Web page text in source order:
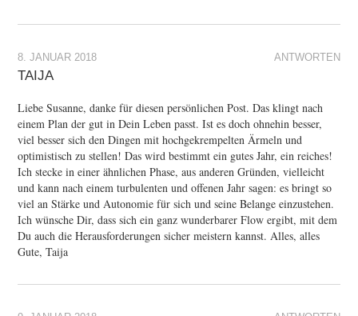
ANTWORTEN
8. JANUAR 2018
TAIJA
Liebe Susanne, danke für diesen persönlichen Post. Das klingt nach
einem Plan der gut in Dein Leben passt. Ist es doch ohnehin besser,
viel besser sich den Dingen mit hochgekrempelten Ärmeln und
optimistisch zu stellen! Das wird bestimmt ein gutes Jahr, ein reiches!
Ich stecke in einer ähnlichen Phase, aus anderen Gründen, vielleicht
und kann nach einem turbulenten und offenen Jahr sagen: es bringt so
viel an Stärke und Autonomie für sich und seine Belange einzustehen.
Ich wünsche Dir, dass sich ein ganz wunderbarer Flow ergibt, mit dem
Du auch die Herausforderungen sicher meistern kannst. Alles, alles
Gute, Taija